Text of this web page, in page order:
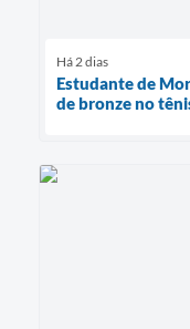
Há 2 dias
Estudante de
de bronze no